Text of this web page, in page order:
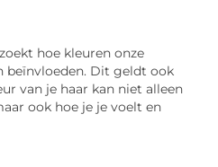
hoe kleuren onze
beïnvloeden. Dit geldt ook
van je haar kan niet alleen
ook hoe je je voelt en